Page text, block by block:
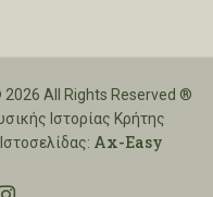
All Rights Reserved ®
Ιστορίας Κρήτης
Ax-Easy